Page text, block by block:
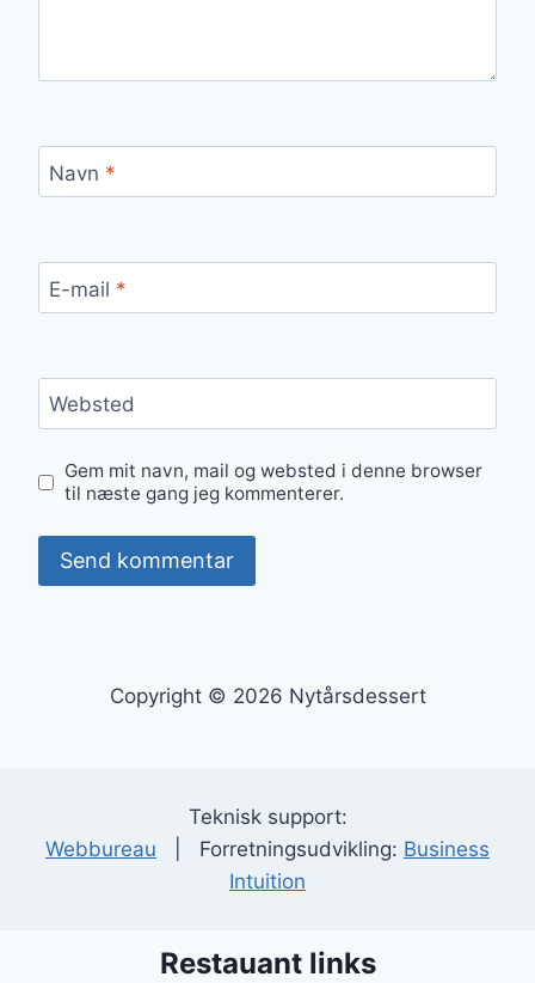
Navn *
E-mail *
Websted
Gem mit navn, mail og websted i denne browser
til næste gang jeg kommenterer.
Copyright © 2026 Nytårsdessert
Teknisk support:
Webbureau | Forretningsudvikling: Business
Intuition
Restauant links